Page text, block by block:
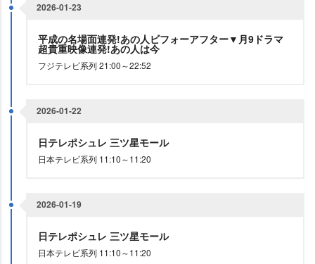
2026-01-23
平成の名場面連発!あの人ビフォーアフター▼月9ドラマ
超貴重映像連発!あの人は今
フジテレビ系列 21:00～22:52
2026-01-22
日テレポシュレ 三ツ星モール
日本テレビ系列 11:10～11:20
2026-01-19
日テレポシュレ 三ツ星モール
日本テレビ系列 11:10～11:20